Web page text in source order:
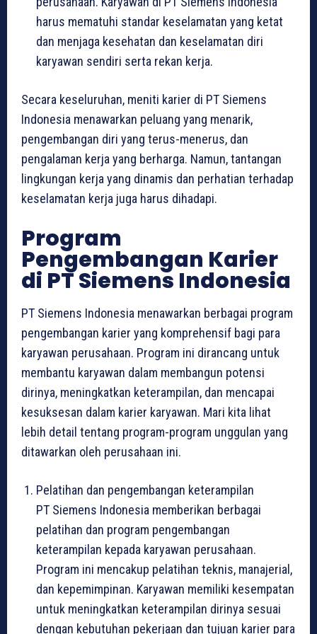
harus mematuhi standar keselamatan yang ketat
dan menjaga kesehatan dan keselamatan diri
karyawan sendiri serta rekan kerja.
Secara keseluruhan, meniti karier di PT Siemens
Indonesia menawarkan peluang yang menarik,
pengembangan diri yang terus-menerus, dan
pengalaman kerja yang berharga. Namun, tantangan
lingkungan kerja yang dinamis dan perhatian terhadap
keselamatan kerja juga harus dihadapi.
Program
Pengembangan Karier
di PT Siemens Indonesia
PT Siemens Indonesia menawarkan berbagai program
pengembangan karier yang komprehensif bagi para
karyawan perusahaan. Program ini dirancang untuk
membantu karyawan dalam membangun potensi
dirinya, meningkatkan keterampilan, dan mencapai
kesuksesan dalam karier karyawan. Mari kita lihat
lebih detail tentang program-program unggulan yang
ditawarkan oleh perusahaan ini.
Pelatihan dan pengembangan keterampilan
PT Siemens Indonesia memberikan berbagai
pelatihan dan program pengembangan
keterampilan kepada karyawan perusahaan.
Program ini mencakup pelatihan teknis, manajerial,
dan kepemimpinan. Karyawan memiliki kesempatan
untuk meningkatkan keterampilan dirinya sesuai
dengan kebutuhan pekerjaan dan tujuan karier para